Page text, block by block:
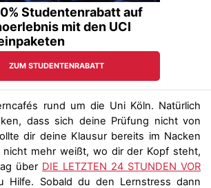
rund um die Uni Köln. Natürlich
dass sich deine Prüfung nicht von
dir deine Klausur bereits im Nacken
mehr weißt, wo dir der Kopf steht,
über DIE LETZTEN 24 STUNDEN VOR
Hilfe. Sobald du den Lernstress dann